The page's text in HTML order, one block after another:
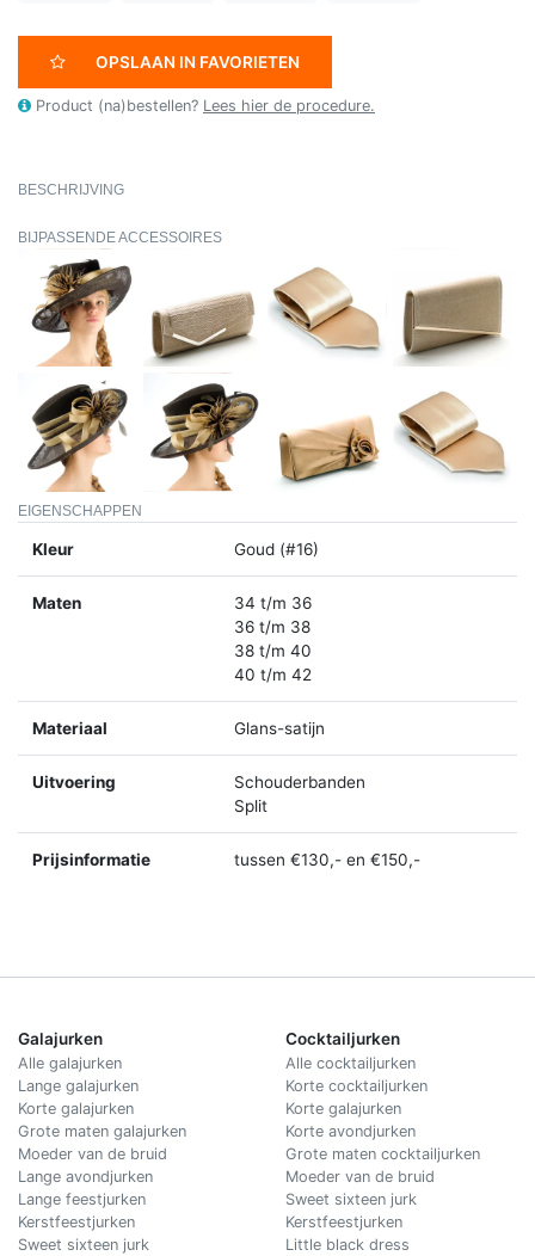
OPSLAAN IN FAVORIETEN
Product (na)bestellen? Lees hier de procedure.
BESCHRIJVING
BIJPASSENDE ACCESSOIRES
EIGENSCHAPPEN
Kleur Goud (#16)
Maten
34 t/m 36
36 t/m 38
38 t/m 40
40 t/m 42
Materiaal Glans-satijn
Uitvoering
Schouderbanden
Split
Prijsinformatie tussen €130,- en €150,-
Galajurken
Alle galajurken
Lange galajurken
Korte galajurken
Grote maten galajurken
Moeder van de bruid
Lange avondjurken
Lange feestjurken
Kerstfeestjurken
Sweet sixteen jurk
Cocktailjurken
Alle cocktailjurken
Korte cocktailjurken
Korte galajurken
Korte avondjurken
Grote maten cocktailjurken
Moeder van de bruid
Sweet sixteen jurk
Kerstfeestjurken
Little black dress